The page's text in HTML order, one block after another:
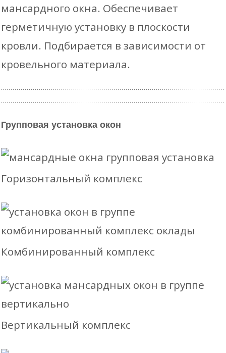
мансардного окна. Обеспечивает
герметичную установку в плоскости
кровли. Подбирается в зависимости от
кровельного материала.
Групповая установка окон
Горизонтальный комплекс
Комбинированный комплекс
Вертикальный комплекс